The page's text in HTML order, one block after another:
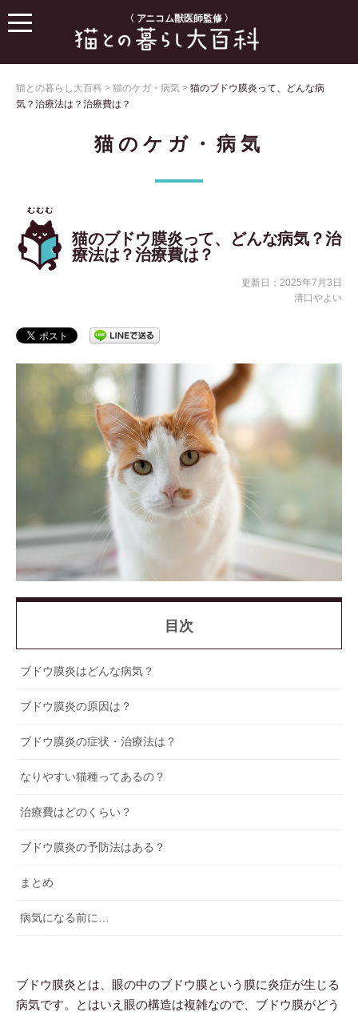
〈 アニコム獣医師監修 〉
猫との暮らし大百科 > 猫のケガ・病気 > 猫のブドウ膜炎って、どんな病
気？治療法は？治療費は？
猫のケガ・病気
猫のブドウ膜炎って、どんな病気？治
療法は？治療費は？
更新日：2025年7月3日
溝口やよい
目次
ブドウ膜炎はどんな病気？
ブドウ膜炎の原因は？
ブドウ膜炎の症状・治療法は？
なりやすい猫種ってあるの？
治療費はどのくらい？
ブドウ膜炎の予防法はある？
まとめ
病気になる前に…
ブドウ膜炎とは、眼の中のブドウ膜という膜に炎症が生じる
病気です。とはいえ眼の構造は複雑なので、ブドウ膜がどう